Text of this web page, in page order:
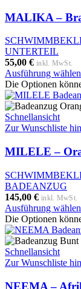
MALIKA –
UNTERTEIL
55,00 € inkl. MwSt.
Ausführung wählen
Die Optionen
Schnellansicht
Zur Wunschliste
MILELE –
BADEANZUG
145,00 € inkl. MwSt.
Ausführung wählen
Die Optionen
Schnellansicht
Zur Wunschliste
NEEMA –